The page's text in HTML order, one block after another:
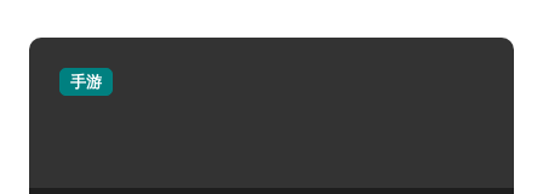
手游